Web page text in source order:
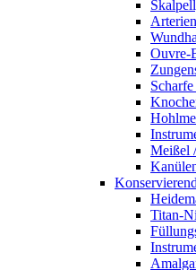
Ouvre-
Meißel
Titan-